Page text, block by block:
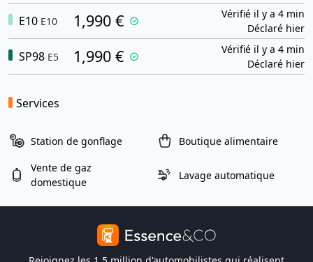
E10 E10 1,990 €
Vérifié il y a 4 min
Déclaré hier
SP98 E5 1,990 €
Vérifié il y a 4 min
Déclaré hier
Services
Station de gonflage Boutique alimentaire
Vente de gaz
domestique
Lavage automatique